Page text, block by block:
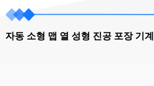
자동 소형 맵 열 성형 진공 포장 기계